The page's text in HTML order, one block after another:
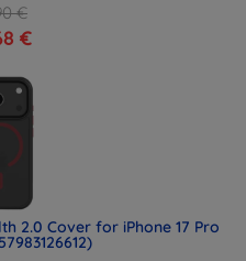
€
€
2.0 Cover for iPhone 17 Pro